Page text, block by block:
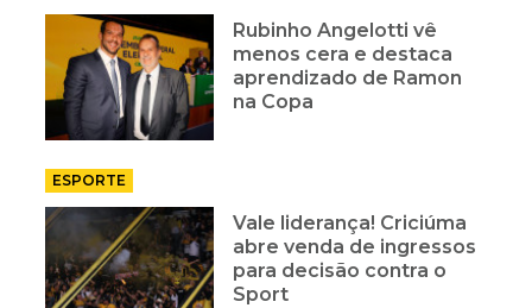
Rubinho Angelotti vê
menos cera e destaca
aprendizado de Ramon
na Copa
ESPORTE
Vale liderança! Criciúma
abre venda de ingressos
para decisão contra o
Sport